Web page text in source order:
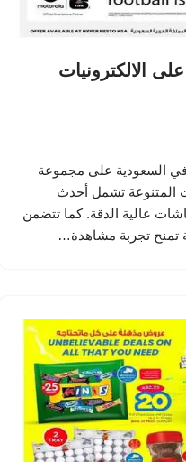
الالكترونيات
السعودية على مجموعة
المتنوعة تشمل أحدث
عالية الدقة. كما تتضمن
تمنح تجربة مشاهدة…